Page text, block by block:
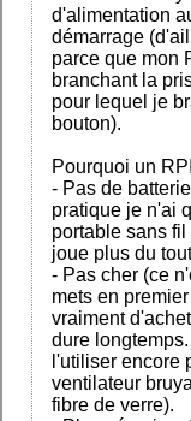
d'alimentation
démarrage
parce que mon
branchant la
pour lequel je
bouton).
Pourquoi un
- Pas de
pratique je n'ai
portable sans
joue plus du
- Pas cher (ce
mets en
vraiment
dure
l'utiliser encore
ventilateur
fibre de verre).